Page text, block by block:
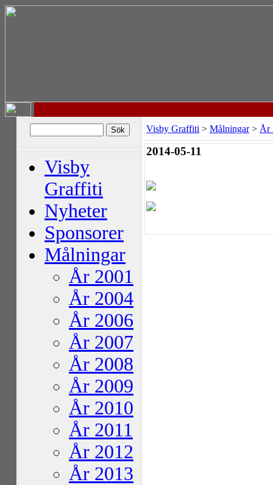
Visby
Graffiti
Nyheter
Sponsorer
Målningar
År 2001
År 2004
År 2006
År 2007
År 2008
År 2009
År 2010
År 2011
År 2012
År 2013
Visby Graffiti > Målningar> År
2014-05-11